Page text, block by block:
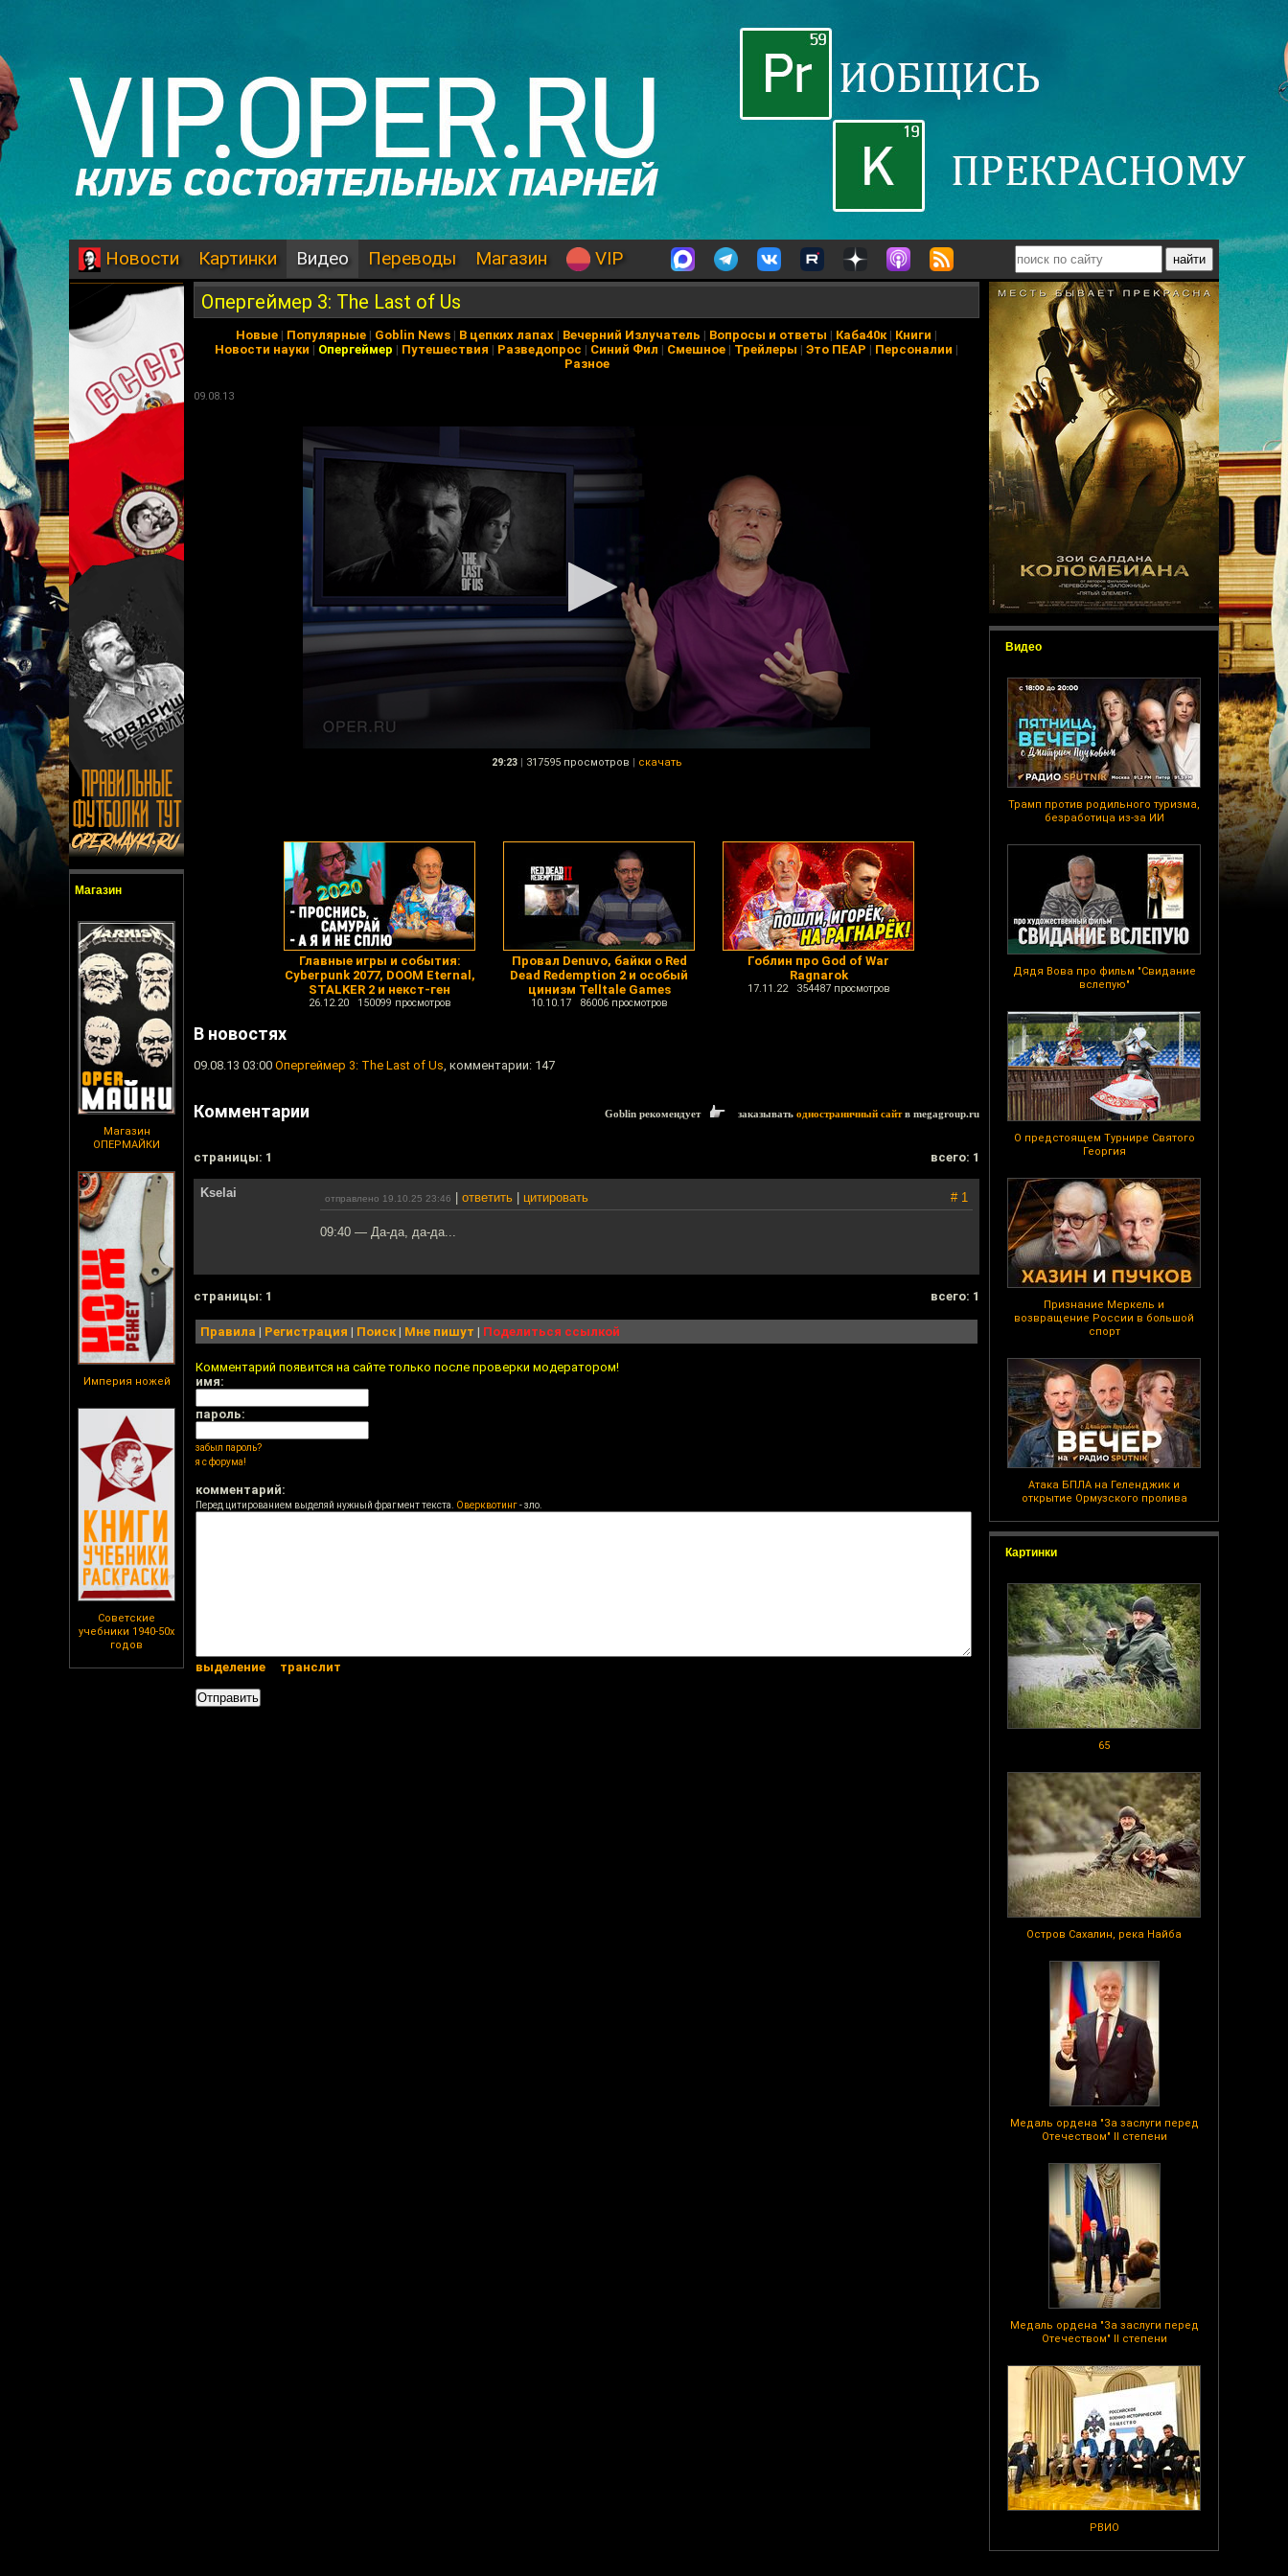
Новости Картинки Видео Переводы Магазин VIP
Магазин
Магазин
ОПЕРМАЙКИ
Империя ножей
Советские
учебники 1940-50х
годов
Видео
Трамп против родильного туризма,
безработица из-за ИИ
Дядя Вова про фильм "Свидание
вслепую"
О предстоящем Турнире Святого
Георгия
Признание Меркель и
возвращение России в большой
спорт
Атака БПЛА на Геленджик и
открытие Ормузского пролива
Картинки
65
Остров Сахалин, река Найба
Медаль ордена "За заслуги перед
Отечеством" II степени
Медаль ордена "За заслуги перед
Отечеством" II степени
РВИО
Опергеймер 3: The Last of Us
Новые | Популярные | Goblin News | В цепких лапах | Вечерний Излучатель | Вопросы и ответы | Каба40к| Книги |
Новости науки | Опергеймер | Путешествия | Разведопрос | Синий Фил | Смешное | Трейлеры | Это ПЕАР | Персоналии |
Разное
09.08.13
29:23 | 317595 просмотров | скачать
Главные игры и события:
Cyberpunk 2077, DOOM Eternal,
STALKER 2 и некст-ген
26.12.20 150099 просмотров
Провал Denuvo, байки о Red
Dead Redemption 2 и особый
цинизм Telltale Games
10.10.17 86006 просмотров
Гоблин про God of War
Ragnarok
17.11.22 354487 просмотров
В новостях
09.08.13 03:00 Опергеймер 3: The Last of Us, комментарии: 147
Комментарии Goblin рекомендует заказывать одностраничный сайтв megagroup.ru
cтраницы: 1 всего: 1
Kselai отправлено 19.10.25 23:46 ответить цитировать # 1
09:40 — Да-да, да-да...
cтраницы: 1 всего: 1
Правила | Регистрация | Поиск| Мне пишут | Поделиться ссылкой
Комментарий появится на сайте только после проверки модератором!
имя:
пароль:
забыл пароль?
я с форума!
комментарий:
Перед цитированием выделяй нужный фрагмент текста. Оверквотинг- зло.
выделение транслит